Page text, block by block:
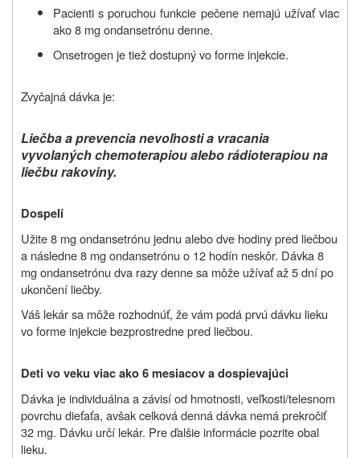
Pacienti s poruchou funkcie pečene nemajú užívať viac
ako 8 mg ondansetrónu denne.
Onsetrogen je tiež dostupný vo forme injekcie.
Zvyčajná dávka je:
Liečba a prevencia nevoľnosti a vracania
vyvolaných chemoterapiou alebo rádioterapiou na
liečbu rakoviny.
Dospelí
Užite 8 mg ondansetrónu jednu alebo dve hodiny pred liečbou
a následne 8 mg ondansetrónu o 12 hodín neskôr. Dávka 8
mg ondansetrónu dva razy denne sa môže užívať až 5 dní po
ukončení liečby.
Váš lekár sa môže rozhodnúť, že vám podá prvú dávku lieku
vo forme injekcie bezprostredne pred liečbou.
Deti vo veku viac ako 6 mesiacov a dospievajúci
Dávka je individuálna a závisí od hmotnosti, veľkosti/telesnom
povrchu dieťaťa, avšak celková denná dávka nemá prekročiť
32 mg. Dávku určí lekár. Pre ďalšie informácie pozrite obal
lieku.